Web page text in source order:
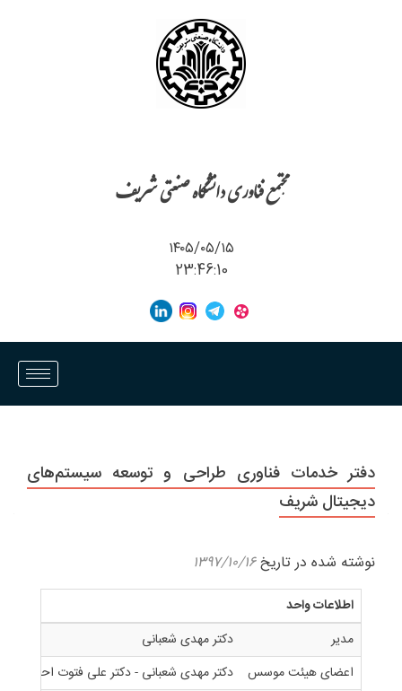
مجتمع فناوری دانشگاه صنعتی شریف
۱۴۰۵/۰۵/۱۵
23:46:10
دفتر خدمات فناوری طراحی و توسعه سیستم‌های
دیجیتال شریف
نوشته شده در تاریخ۱۳۹۷/۱۰/۱۶
اطلاعات واحد
مدیر
دکتر مهدی شعبانی
اعضای هیئت موسس
دكتر مهدی شعبانی - دكتر علی فتوت احمدی